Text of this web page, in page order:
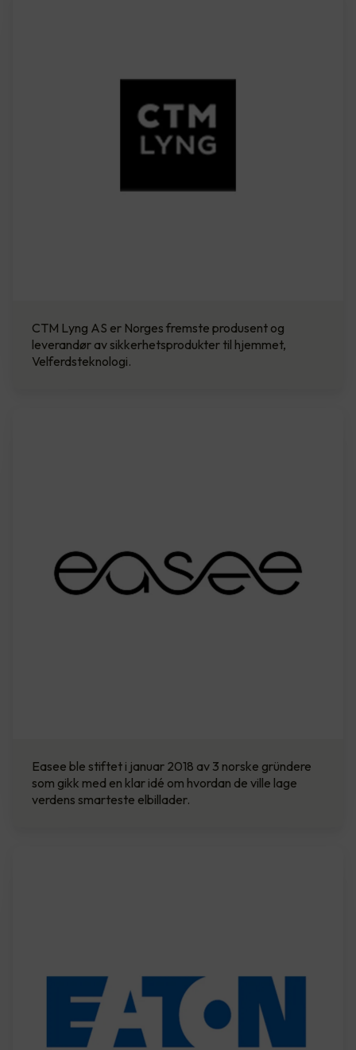
CTM Lyng AS er Norges fremste produsent og
leverandør av sikkerhetsprodukter til hjemmet,
Velferdsteknologi.
Easee ble stiftet i januar 2018 av 3 norske gründere
som gikk med en klar idé om hvordan de ville lage
verdens smarteste elbillader.